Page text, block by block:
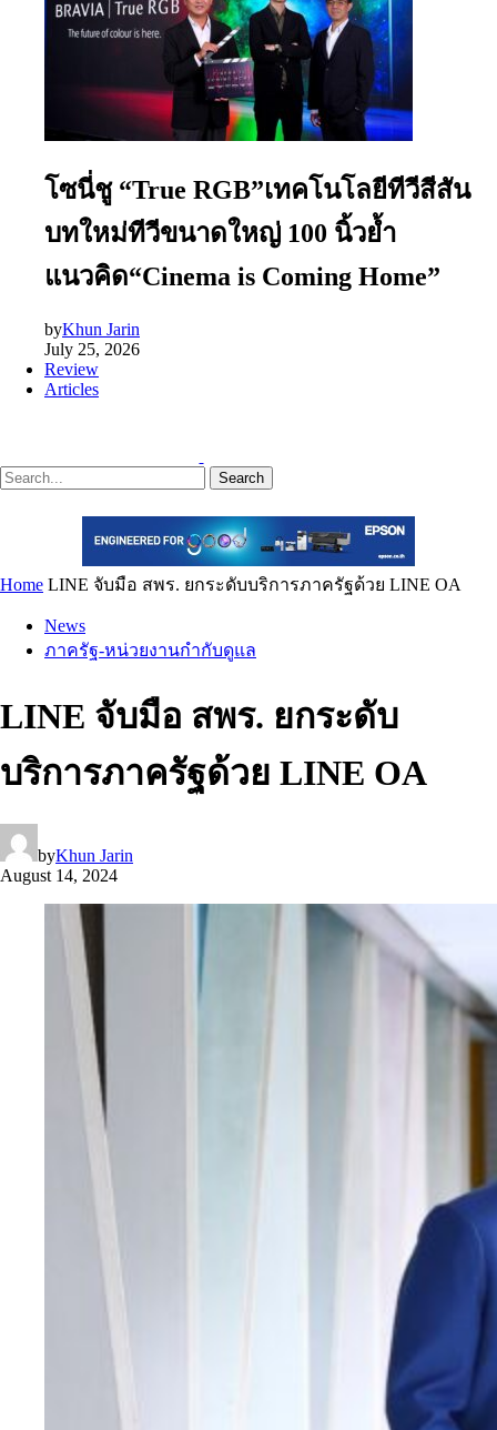
โซนี่ชู “True RGB”เทคโนโลยีทีวีสีสัน
บทใหม่ทีวีขนาดใหญ่ 100 นิ้วย้ำ
แนวคิด“Cinema is Coming Home”
byKhun Jarin
July 25, 2026
Review
Articles
Search
Home LINE จับมือ สพร. ยกระดับบริการภาครัฐด้วย LINE OA
News
ภาครัฐ-หน่วยงานกำกับดูแล
LINE จับมือ สพร. ยกระดับ
บริการภาครัฐด้วย LINE OA
byKhun Jarin
August 14, 2024